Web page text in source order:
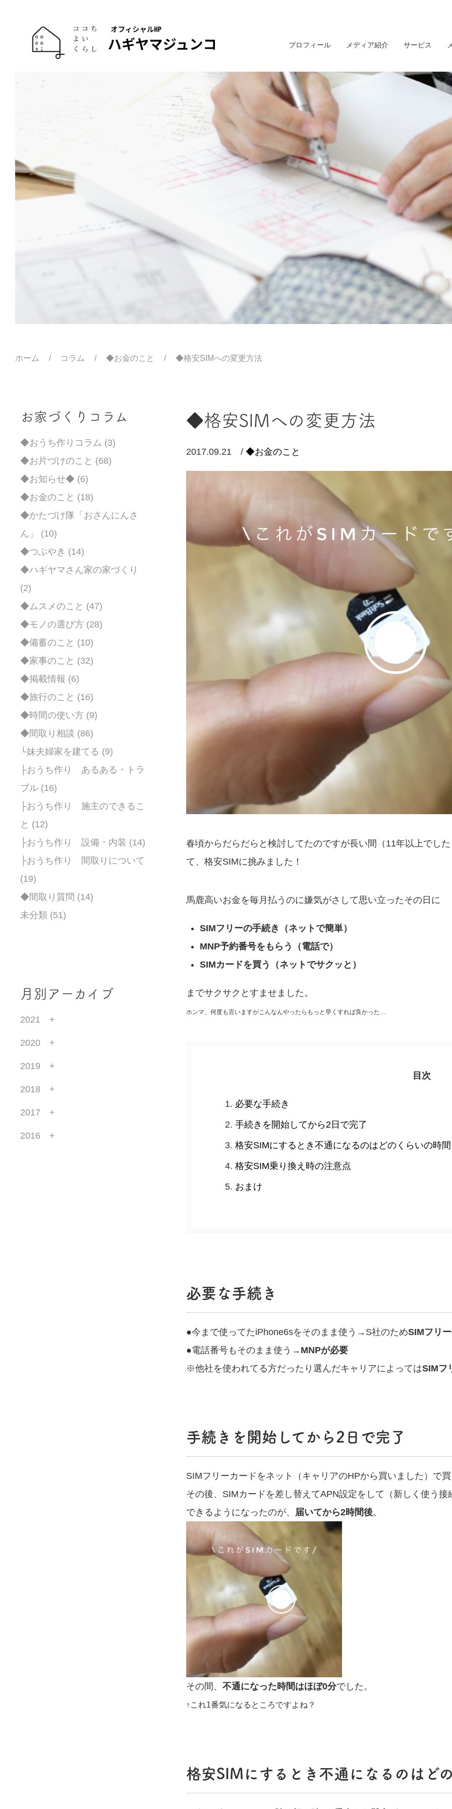
プロフィール メディア紹介 サービス
ホーム コラム ◆お金のこと ◆格安SIMへの変更方法
◆格安SIMへの変更方法
2017.09.21 / ◆お金のこと
春頃からだらだらと検討してたのですが長い間（11年以上でし
て、格安SIMに挑みました！
馬鹿高いお金を毎月払うのに嫌気がさして思い立ったその日に
SIMフリーの手続き（ネットで簡単）
MNP予約番号をもらう（電話で）
SIMカードを買う（ネットでサクッと）
までサクサクとすませました。
ホンマ、何度も言いますがこんなんやったらもっと早くすれば良かった…
目次
必要な手続き
手続きを開始してから2日で完了
格安SIMにするとき不通になるのはどのくらいの時間
格安SIM乗り換え時の注意点
おまけ
必要な手続き
●今まで使ってたiPhone6sをそのまま使う→S社のためSIMフリ
●電話番号もそのまま使う→ MNPが必要
※他社を使われてる方だったり選んだキャリアによってはSIMフ
手続きを開始してから2日で完了
SIMフリーカードをネット（キャリアのHPから買いました）で
その後、SIMカードを差し替えてAPN設定をして（新しく使う
できるようになったのが、
届いてから2時間後。
その間、 不通になった時間はほぼ0分でした。
↑これ1番気になるところですよね？
格安SIMにするとき不通になるのはど
お家づくりコラム
◆おうち作りコラム (3)
◆お片づけのこと (68)
◆お知らせ◆ (6)
◆お金のこと (18)
◆かたづけ隊「おさんにんさ
ん」 (10)
◆つぶやき (14)
◆ハギヤマさん家の家づくり
(2)
◆ムスメのこと (47)
◆モノの選び方 (28)
◆備蓄のこと (10)
◆家事のこと (32)
◆掲載情報 (6)
◆旅行のこと (16)
◆時間の使い方 (9)
◆間取り相談 (86)
└妹夫婦家を建てる (9)
├おうち作り あるある・トラ
ブル (16)
├おうち作り 施主のできるこ
と (12)
├おうち作り 設備・内装 (14)
├おうち作り 間取りについて
(19)
◆間取り質問 (14)
未分類 (51)
月別アーカイブ
2021
2020
2019
2018
2017
2016